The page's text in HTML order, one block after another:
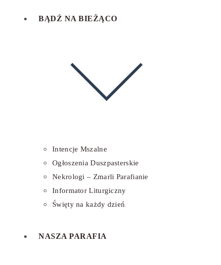
BĄDŹ NA BIEŻĄCO
Intencje Mszalne
Ogłoszenia Duszpasterskie
Nekrologi – Zmarli Parafianie
Informator Liturgiczny
Święty na każdy dzień
NASZA PARAFIA